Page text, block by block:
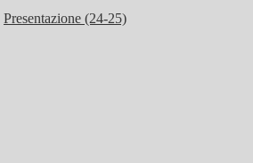
Presentazione (24-25)